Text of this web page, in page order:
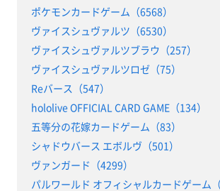
ポケモンカードゲーム（6568）
ヴァイスシュヴァルツ（6530）
ヴァイスシュヴァルツブラウ（257）
ヴァイスシュヴァルツロゼ（75）
Reバース（547）
hololive OFFICIAL CARD GAME（134）
五等分の花嫁カードゲーム（83）
シャドウバース エボルヴ（501）
ヴァンガード（4299）
パルワールド オフィシャルカードゲーム（